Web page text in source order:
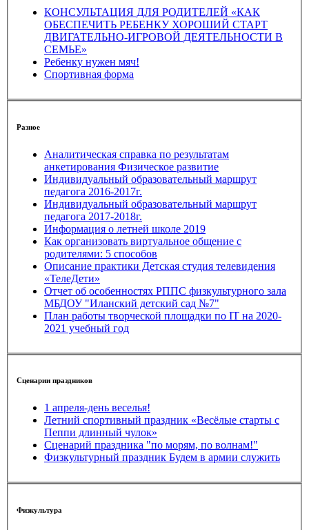
КОНСУЛЬТАЦИЯ ДЛЯ РОДИТЕЛЕЙ «КАК
ОБЕСПЕЧИТЬ РЕБЕНКУ ХОРОШИЙ СТАРТ
ДВИГАТЕЛЬНО-ИГРОВОЙ ДЕЯТЕЛЬНОСТИ В
СЕМЬЕ»
Ребенку нужен мяч!
Спортивная форма
Разное
Аналитическая справка по результатам
анкетирования Физическое развитие
Индивидуальный образовательный маршрут
педагога 2016-2017г.
Индивидуальный образовательный маршрут
педагога 2017-2018г.
Информация о летней школе 2019
Как организовать виртуальное общение с
родителями: 5 способов
Описание практики Детская студия телевидения
«ТелеДети»
Отчет об особенностях РППС физкультурного зала
МБДОУ "Иланский детский сад №7"
План работы творческой площадки по IT на 2020-
2021 учебный год
Сценарии праздников
1 апреля-день веселья!
Летний спортивный праздник «Весёлые старты с
Пеппи длинный чулок»
Сценарий праздника "по морям, по волнам!"
Физкультурный праздник Будем в армии служить
Физкультура